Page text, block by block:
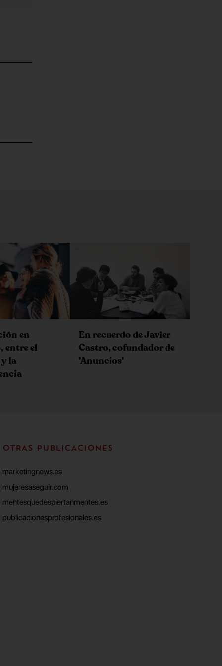
en
entre el
la
En recuerdo de Javier
Castro, cofundador de
'Anuncios'
OTRAS PUBLICACIONES
marketingnews.es
mujeresaseguir.com
mentesquedespiertanmentes.es
publicacionesprofesionales.es